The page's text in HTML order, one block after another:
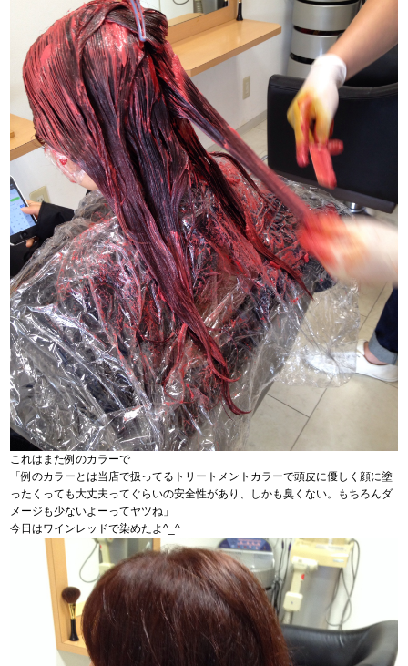
これはまた例のカラーで
「例のカラーとは当店で扱ってるトリートメントカラーで頭皮に優しく顔に塗
ったくっても大丈夫ってぐらいの安全性があり、しかも臭くない。もちろんダ
メージも少ないよーってヤツね」
今日はワインレッドで染めたよ^_^